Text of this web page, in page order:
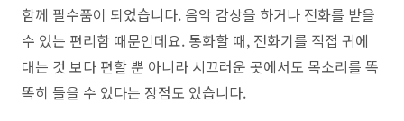
함께 필수품이 되었습니다. 음악 감상을 하거나 전화를 받을
수 있는 편리함 때문인데요. 통화할 때, 전화기를 직접 귀에
대는 것 보다 편할 뿐 아니라 시끄러운 곳에서도 목소리를 똑
똑히 들을 수 있다는 장점도 있습니다.